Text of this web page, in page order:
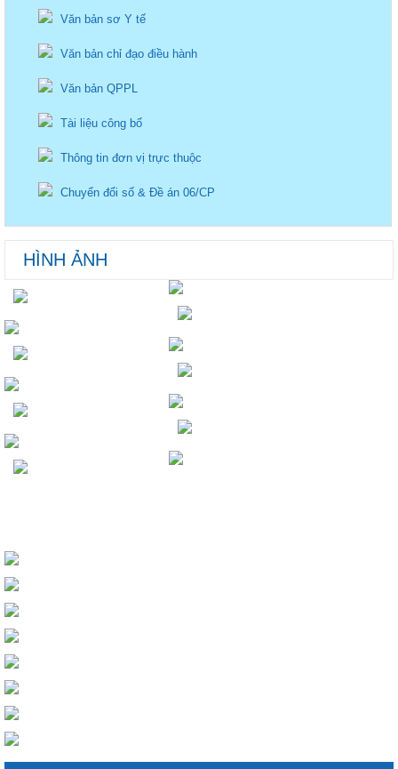
Văn bản sơ Y tế
Văn bản chỉ đạo điều hành
Văn bản QPPL
Tài liệu công bố
Thông tin đơn vị trực thuộc
Chuyển đổi số & Đề án 06/CP
HÌNH ẢNH